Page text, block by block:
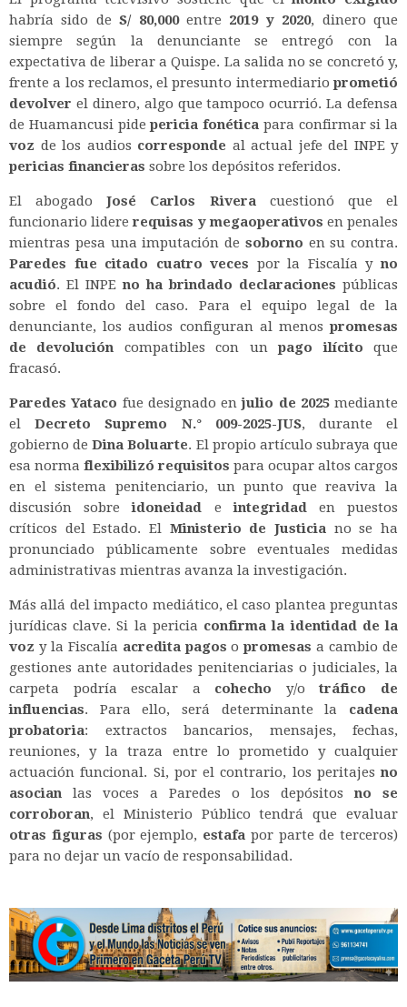
habría sido deS/ 80,000entre 2019 y 2020, dinero que
siempre según la denunciante se entregó con la
expectativa de liberar a Quispe. La salida no se concretó y,
frente a los reclamos, el presunto intermediario prometió
devolver el dinero, algo que tampoco ocurrió. La defensa
de Huamancusi pidepericia fonética para confirmar si la
voz de los audios corresponde al actual jefe del INPE y
pericias financieras sobre los depósitos referidos.
El abogadoJosé Carlos Riveracuestionó que el
funcionario lidererequisas y megaoperativos en penales
mientras pesa una imputación de soborno en su contra.
Paredes fue citado cuatro veces por la Fiscalía yno
acudió. El INPEno ha brindado declaraciones públicas
sobre el fondo del caso. Para el equipo legal de la
denunciante, los audios configuran al menos promesas
de devolución compatibles con unpago ilícito que
fracasó.
Paredes Yataco fue designado enjulio de 2025mediante
elDecreto Supremo N.° 009-2025-JUS, durante el
gobierno deDina Boluarte. El propio artículo subraya que
esa norma flexibilizó requisitos para ocupar altos cargos
en el sistema penitenciario, un punto que reaviva la
discusión sobreidoneidad eintegridaden puestos
críticos del Estado. El Ministerio de Justicia no se ha
pronunciado públicamente sobre eventuales medidas
administrativas mientras avanza la investigación.
Más allá del impacto mediático, el caso plantea preguntas
jurídicas clave. Si la pericia confirma la identidad de la
voz y la Fiscalía acredita pagos opromesas a cambio de
gestiones ante autoridades penitenciarias o judiciales, la
carpeta podría escalar a cohecho y/otráfico de
influencias. Para ello, será determinante la cadena
probatoria: extractos bancarios, mensajes, fechas,
reuniones, y la traza entre lo prometido y cualquier
actuación funcional. Si, por el contrario, los peritajesno
asocian las voces a Paredes o los depósitosno se
corroboran, el Ministerio Público tendrá que evaluar
otras figuras (por ejemplo, estafa por parte de terceros)
para no dejar un vacío de responsabilidad.